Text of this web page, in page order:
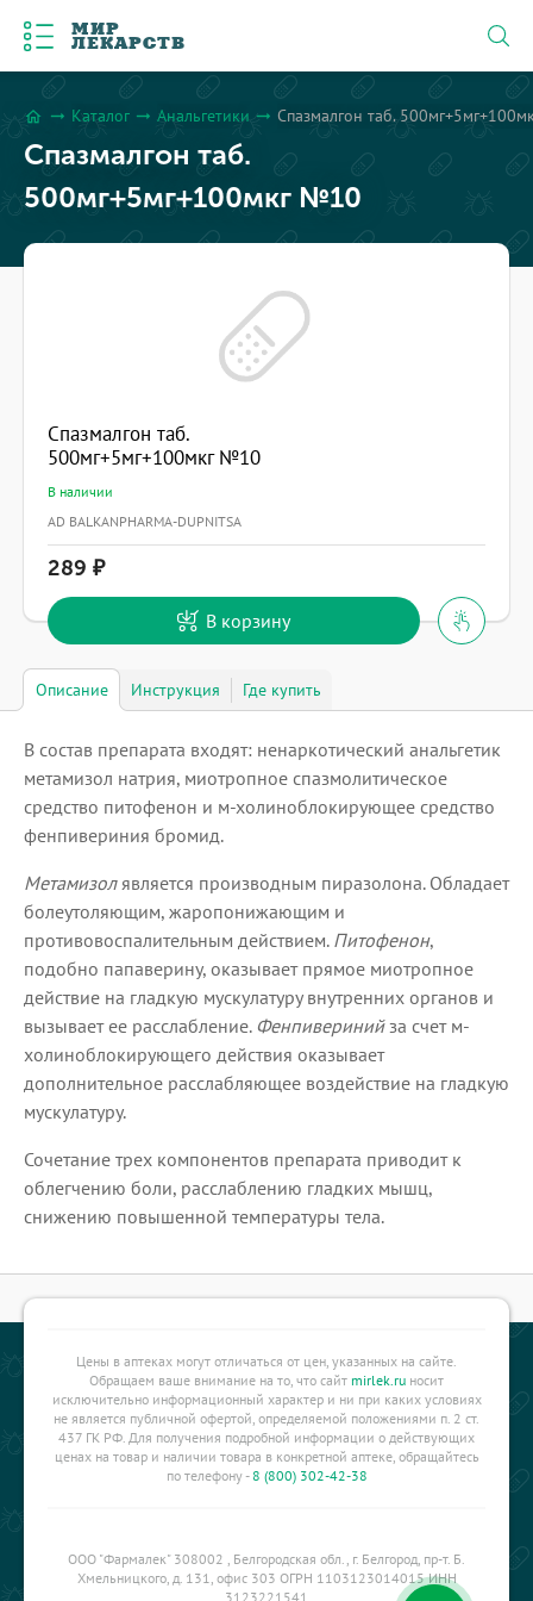
МИР
ЛЕКАРСТВ
home arrow_right_alt Каталог arrow_right_alt Анальгетики arrow_right_alt Спазмалгон таб.
Спазмалгон таб.
500мг+5мг+100мкг №10
Спазмалгон таб.
500мг+5мг+100мкг №10
В наличии
AD BALKANPHARMA-DUPNITSA
289
В корзину
Описание Инструкция Где купить
В состав препарата входят: ненаркотический анальгетик
метамизол натрия, миотропное спазмолитическое
средство питофенон и м-холиноблокирующее средство
фенпивериния бромид.
Метамизолявляется производным пиразолона. Обладает
болеутоляющим, жаропонижающим и
противовоспалительным действием. Питофенон,
подобно папаверину, оказывает прямое миотропное
действие на гладкую мускулатуру внутренних органов и
вызывает ее расслабление. Фенпиверинийза счет м-
холиноблокирующего действия оказывает
дополнительное расслабляющее воздействие на гладкую
мускулатуру.
Сочетание трех компонентов препарата приводит к
облегчению боли, расслаблению гладких мышц,
снижению повышенной температуры тела.
Цены в аптеках могут отличаться от цен, указанных на сайте.
Обращаем ваше внимание на то, что сайт mirlek.ru носит
исключительно информационный характер и ни при каких условиях
не является публичной офертой, определяемой положениями п. 2 ст.
437 ГК РФ. Для получения подробной информации о действующих
ценах на товар и наличии товара в конкретной аптеке, обращайтесь
по телефону -8 (800) 302-42-38
ООО "Фармалек" 308002 , Белгородская обл., г. Белгород, пр-т. Б.
Хмельницкого, д. 131, офис 303 ОГРН 1103123014015 ИНН
3123221541